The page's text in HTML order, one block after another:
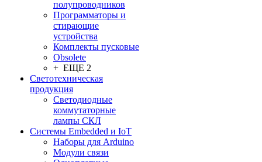
полупроводников
Программаторы и
стирающие
устройства
Комплекты пусковые
Obsolete
+ ЕЩЕ 2
Светотехническая
продукция
Светодиодные
коммутаторные
лампы СКЛ
Системы Embedded и IoT
Наборы для Arduino
Модули связи